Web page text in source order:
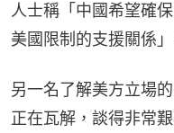
人士稱「中國希望確
美國限制的支援關係」
另一名了解美方立場
正在瓦解，談得非常艱